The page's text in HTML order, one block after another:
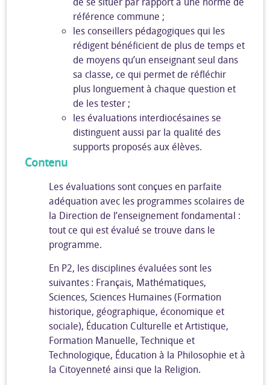
référence commune ;
les conseillers pédagogiques qui les
rédigent bénéficient de plus de temps et
de moyens qu’un enseignant seul dans
sa classe, ce qui permet de réfléchir
plus longuement à chaque question et
de les tester ;
les évaluations interdiocésaines se
distinguent aussi par la qualité des
supports proposés aux élèves.
Contenu
Les évaluations sont conçues en parfaite
adéquation avec les programmes scolaires de
la Direction de l’enseignement fondamental :
tout ce qui est évalué se trouve dans le
programme.
En P2, les disciplines évaluées sont les
suivantes : Français, Mathématiques,
Sciences, Sciences Humaines (Formation
historique, géographique, économique et
sociale), Éducation Culturelle et Artistique,
Formation Manuelle, Technique et
Technologique, Éducation à la Philosophie et à
la Citoyenneté ainsi que la Religion.